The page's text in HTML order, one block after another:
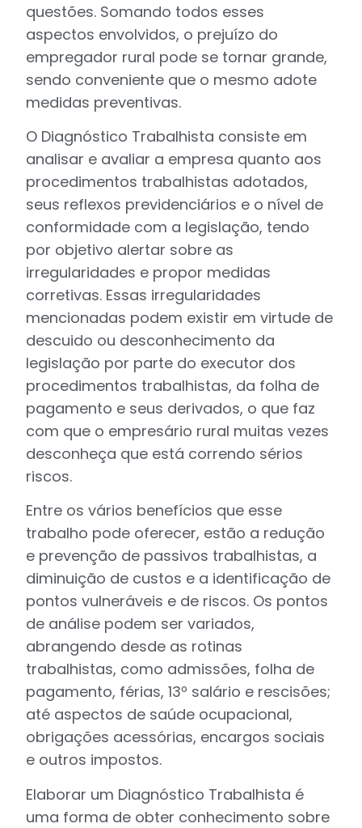
questões. Somando todos esses
aspectos envolvidos, o prejuízo do
empregador rural pode se tornar grande,
sendo conveniente que o mesmo adote
medidas preventivas.
O Diagnóstico Trabalhista consiste em
analisar e avaliar a empresa quanto aos
procedimentos trabalhistas adotados,
seus reflexos previdenciários e o nível de
conformidade com a legislação, tendo
por objetivo alertar sobre as
irregularidades e propor medidas
corretivas. Essas irregularidades
mencionadas podem existir em virtude de
descuido ou desconhecimento da
legislação por parte do executor dos
procedimentos trabalhistas, da folha de
pagamento e seus derivados, o que faz
com que o empresário rural muitas vezes
desconheça que está correndo sérios
riscos.
Entre os vários benefícios que esse
trabalho pode oferecer, estão a redução
e prevenção de passivos trabalhistas, a
diminuição de custos e a identificação de
pontos vulneráveis e de riscos. Os pontos
de análise podem ser variados,
abrangendo desde as rotinas
trabalhistas, como admissões, folha de
pagamento, férias, 13º salário e rescisões;
até aspectos de saúde ocupacional,
obrigações acessórias, encargos sociais
e outros impostos.
Elaborar um Diagnóstico Trabalhista é
uma forma de obter conhecimento sobre